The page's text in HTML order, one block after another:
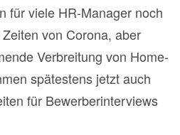
für viele HR-Manager noch
von Corona, aber
Verbreitung von Home-
spätestens jetzt auch
für Bewerberinterviews